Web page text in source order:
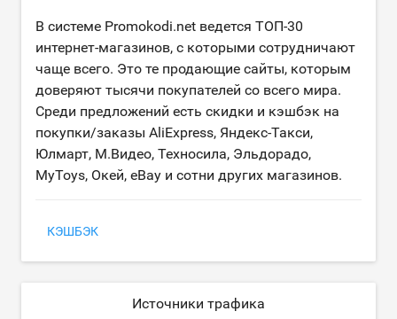
В системе Promokodi.net ведется ТОП-30
интернет-магазинов, с которыми сотрудничают
чаще всего. Это те продающие сайты, которым
доверяют тысячи покупателей со всего мира.
Среди предложений есть скидки и кэшбэк на
покупки/заказы AliExpress, Яндекс-Такси,
Юлмарт, М.Видео, Техносила, Эльдорадо,
MyToys, Окей, eBay и сотни других магазинов.
КЭШБЭК
Источники трафика